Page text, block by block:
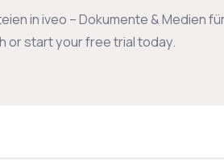
in iveo – Dokumente & Medien
or start your free trial today.